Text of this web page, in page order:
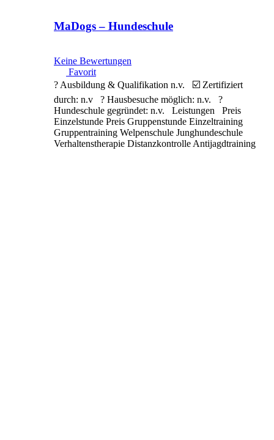
MaDogs – Hundeschule
Keine Bewertungen
Favorit
? Ausbildung & Qualifikation n.v. ☑️ Zertifiziert
durch: n.v ? Hausbesuche möglich: n.v. ?
Hundeschule gegründet: n.v. Leistungen Preis
Einzelstunde Preis Gruppenstunde Einzeltraining
Gruppentraining Welpenschule Junghundeschule
Verhaltenstherapie Distanzkontrolle Antijagdtraining